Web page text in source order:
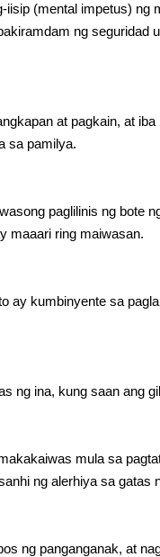
(mental impetus) ng
ng seguridad
at pagkain, at
sa pamilya.
paglilinis ng bote
maaari ring maiwasan.
ay kumbinyente sa
ng ina, kung saan ang
mula sa
ng alerhiya sa gatas
ng panganganak, at